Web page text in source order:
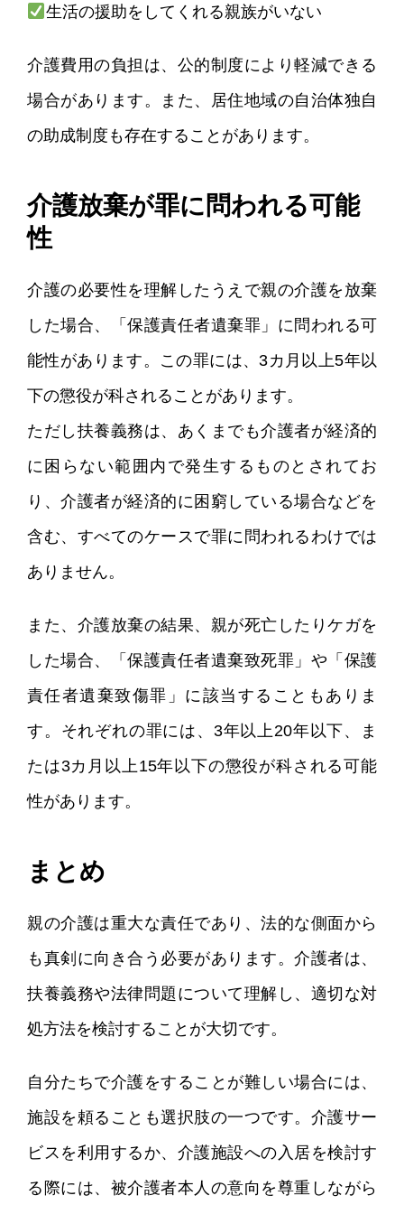
生活の援助をしてくれる親族がいない
介護費用の負担は、公的制度により軽減できる
場合があります。また、居住地域の自治体独自
の助成制度も存在することがあります。
介護放棄が罪に問われる可能
性
介護の必要性を理解したうえで親の介護を放棄
した場合、「保護責任者遺棄罪」に問われる可
能性があります。この罪には、3カ月以上5年以
下の懲役が科されることがあります。
ただし扶養義務は、あくまでも介護者が経済的
に困らない範囲内で発生するものとされてお
り、介護者が経済的に困窮している場合などを
含む、すべてのケースで罪に問われるわけでは
ありません。
また、介護放棄の結果、親が死亡したりケガを
した場合、「保護責任者遺棄致死罪」や「保護
責任者遺棄致傷罪」に該当することもありま
す。それぞれの罪には、3年以上20年以下、ま
たは3カ月以上15年以下の懲役が科される可能
性があります。
まとめ
親の介護は重大な責任であり、法的な側面から
も真剣に向き合う必要があります。介護者は、
扶養義務や法律問題について理解し、適切な対
処方法を検討することが大切です。
自分たちで介護をすることが難しい場合には、
施設を頼ることも選択肢の一つです。介護サー
ビスを利用するか、介護施設への入居を検討す
る際には、被介護者本人の意向を尊重しながら